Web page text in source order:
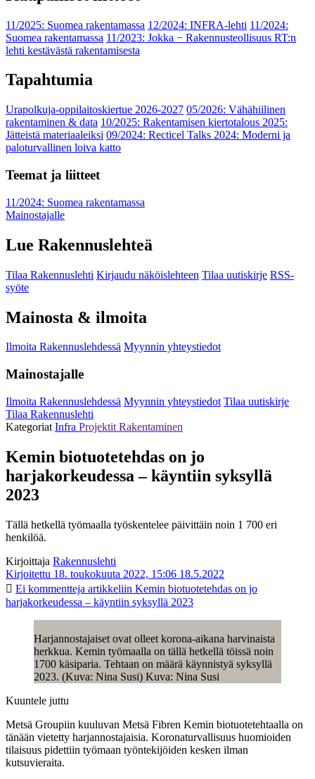
11/2025: Suomea rakentamassa 12/2024: INFRA-lehti 11/2024:
Suomea rakentamassa 11/2023: Jokka − Rakennusteollisuus RT:n
lehti kestävästä rakentamisesta
Tapahtumia
Urapolkuja-oppilaitoskiertue 2026-2027 05/2026: Vähähiilinen
rakentaminen & data 10/2025: Rakentamisen kiertotalous 2025:
Jätteistä materiaaleiksi 09/2024: Recticel Talks 2024: Moderni ja
paloturvallinen loiva katto
Teemat ja liitteet
11/2024: Suomea rakentamassa
Mainostajalle
Lue Rakennuslehteä
Tilaa Rakennuslehti Kirjaudu näköislehteen Tilaa uutiskirje RSS-
syöte
Mainosta & ilmoita
Ilmoita Rakennuslehdessä Myynnin yhteystiedot
Mainostajalle
Ilmoita Rakennuslehdessä Myynnin yhteystiedot Tilaa uutiskirje
Tilaa Rakennuslehti
Kategoriat Infra Projektit Rakentaminen
Kemin biotuotetehdas on jo
harjakorkeudessa – käyntiin syksyllä
2023
Tällä hetkellä työmaalla työskentelee päivittäin noin 1 700 eri
henkilöä.
Kirjoittaja Rakennuslehti
Kirjoitettu 18. toukokuuta 2022, 15:06 18.5.2022
Ei kommentteja artikkeliin Kemin biotuotetehdas on jo
harjakorkeudessa – käyntiin syksyllä 2023
Harjannostajaiset ovat olleet korona-aikana harvinaista
herkkua. Kemin työmaalla on tällä hetkellä töissä noin
1700 käsiparia. Tehtaan on määrä käynnistyä syksyllä
2023. (Kuva: Nina Susi) Kuva: Nina Susi
Kuuntele juttu
Metsä Groupiin kuuluvan Metsä Fibren Kemin biotuotetehtaalla on
tänään vietetty harjannostajaisia. Koronaturvallisuus huomioiden
tilaisuus pidettiin työmaan työntekijöiden kesken ilman
kutsuvieraita.